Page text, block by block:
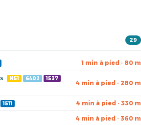
29
1 min à pied · 80 m
N51 6402
1537
4 min à pied · 280 m
1511 4 min à pied · 330 m
4 min à pied · 360 m